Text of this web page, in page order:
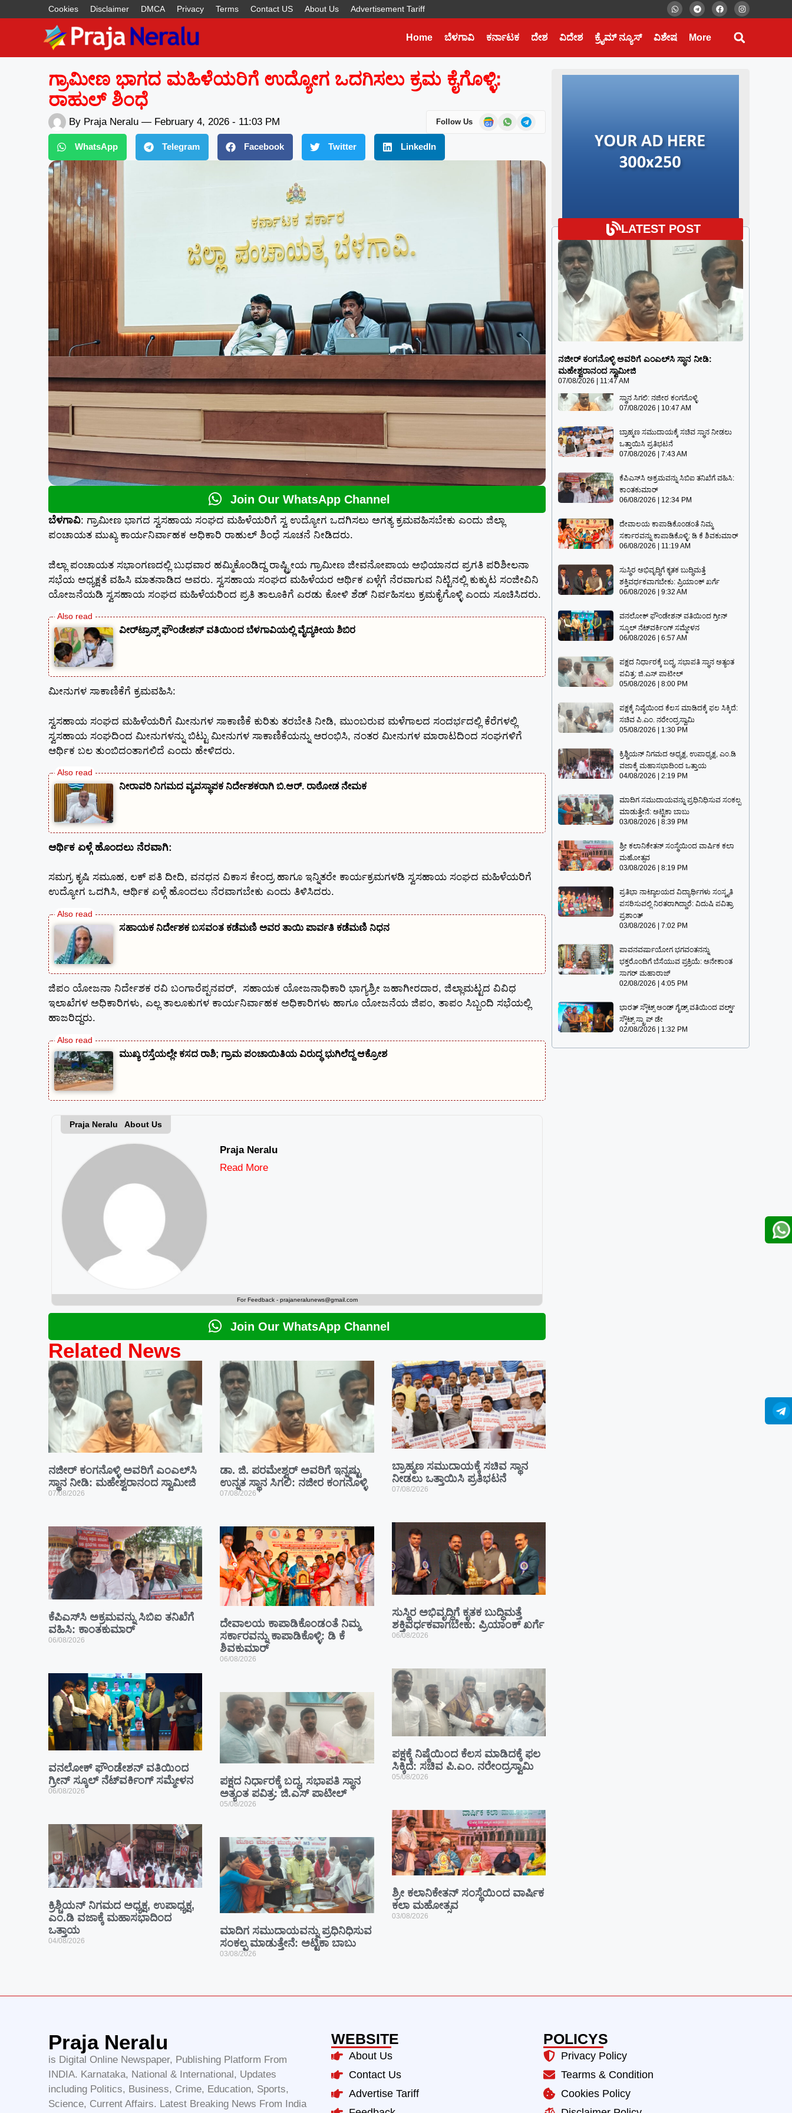
Cookies Disclaimer DMCA Privacy Terms Contact US About Us Advertisement Tariff
Home ಬೆಳಗಾವಿ ಕರ್ನಾಟಕ ದೇಶ ವಿದೇಶ ಕ್ರೈಮ್ ನ್ಯೂಸ್ ವಿಶೇಷ More
ಗ್ರಾಮೀಣ ಭಾಗದ ಮಹಿಳೆಯರಿಗೆ ಉದ್ಯೋಗ ಒದಗಿಸಲು ಕ್ರಮ ಕೈಗೊಳ್ಳಿ:
ರಾಹುಲ್ ಶಿಂಧೆ
By Praja Neralu — February 4, 2026 - 11:03 PM Follow Us
WhatsApp Telegram Facebook Twitter LinkedIn
Join Our WhatsApp Channel
ಬೆಳಗಾವಿ: ಗ್ರಾಮೀಣ ಭಾಗದ ಸ್ವಸಹಾಯ ಸಂಘದ ಮಹಿಳೆಯರಿಗೆ ಸ್ವ ಉದ್ಯೋಗ ಒದಗಿಸಲು ಅಗತ್ಯ ಕ್ರಮವಹಿಸಬೇಕು ಎಂದು ಜಿಲ್ಲಾ
ಪಂಚಾಯತ ಮುಖ್ಯ ಕಾರ್ಯನಿರ್ವಾಹಕ ಅಧಿಕಾರಿ ರಾಹುಲ್ ಶಿಂಧೆ ಸೂಚನೆ ನೀಡಿದರು.
ಜಿಲ್ಲಾ ಪಂಚಾಯತ ಸಭಾಂಗಣದಲ್ಲಿ ಬುಧವಾರ ಹಮ್ಮಿಕೊಂಡಿದ್ದ ರಾಷ್ಟ್ರೀಯ ಗ್ರಾಮೀಣ ಜೀವನೋಪಾಯ ಅಭಿಯಾನದ ಪ್ರಗತಿ ಪರಿಶೀಲನಾ
ಸಭೆಯ ಅಧ್ಯಕ್ಷತೆ ವಹಿಸಿ ಮಾತನಾಡಿದ ಅವರು. ಸ್ವಸಹಾಯ ಸಂಘದ ಮಹಿಳೆಯರ ಆರ್ಥಿಕ ಏಳ್ಗೆಗೆ ನೆರವಾಗುವ ನಿಟ್ಟಿನಲ್ಲಿ ಕುಕ್ಕುಟ ಸಂಜೀವಿನಿ
ಯೋಜನೆಯಡಿ ಸ್ವಸಹಾಯ ಸಂಘದ ಮಹಿಳೆಯರಿಂದ ಪ್ರತಿ ತಾಲೂಕಿಗೆ ಎರಡು ಕೋಳಿ ಶೆಡ್ ನಿರ್ವಹಿಸಲು ಕ್ರಮಕೈಗೊಳ್ಳಿ‌ ಎಂದು ಸೂಚಿಸಿದರು.
ವೀರ್‌ಟ್ರಾನ್ಸ್ ಫೌಂಡೇಶನ್ ವತಿಯಿಂದ ಬೆಳಗಾವಿಯಲ್ಲಿ ವೈದ್ಯಕೀಯ ಶಿಬಿರ
ಮೀನುಗಳ ಸಾಕಾಣಿಕೆಗೆ ಕ್ರಮವಹಿಸಿ:
ಸ್ವಸಹಾಯ ಸಂಘದ ಮಹಿಳೆಯರಿಗೆ ಮೀನುಗಳ ಸಾಕಾಣಿಕೆ ಕುರಿತು ತರಬೇತಿ ನೀಡಿ, ಮುಂಬರುವ ಮಳೆಗಾಲದ ಸಂದರ್ಭದಲ್ಲಿ ಕೆರೆಗಳಲ್ಲಿ
ಸ್ವಸಹಾಯ ಸಂಘದಿಂದ ಮೀನುಗಳನ್ನು ಬಿಟ್ಟು ಮೀನುಗಳ ಸಾಕಾಣಿಕೆಯನ್ನು ಆರಂಭಿಸಿ, ನಂತರ ಮೀನುಗಳ ಮಾರಾಟದಿಂದ ಸಂಘಗಳಿಗೆ
ಆರ್ಥಿಕ ಬಲ ತುಂಬಿದಂತಾಗಲಿದೆ ಎಂದು ಹೇಳಿದರು.
ನೀರಾವರಿ ನಿಗಮದ ವ್ಯವಸ್ಥಾಪಕ ನಿರ್ದೇಶಕರಾಗಿ ಬಿ.ಆರ್. ರಾಠೋಡ ನೇಮಕ
ಆರ್ಥಿಕ ಏಳ್ಗೆ ಹೊಂದಲು ನೆರವಾಗಿ:
ಸಮಗ್ರ ಕೃಷಿ ಸಮೂಹ, ಲಕ್ ಪತಿ ದೀದಿ, ವನಧನ ವಿಕಾಸ ಕೇಂದ್ರ ಹಾಗೂ ಇನ್ನಿತರೇ ಕಾರ್ಯಕ್ರಮಗಳಡಿ ಸ್ವಸಹಾಯ ಸಂಘದ ಮಹಿಳೆಯರಿಗೆ
ಉದ್ಯೋಗ ಒದಗಿಸಿ, ಆರ್ಥಿಕ ಏಳ್ಗೆ ಹೊಂದಲು ನೆರವಾಗಬೇಕು ಎಂದು ತಿಳಿಸಿದರು.
ಸಹಾಯಕ ನಿರ್ದೇಶಕ ಬಸವಂತ ಕಡೆಮಣಿ ಅವರ ತಾಯಿ ಪಾರ್ವತಿ ಕಡೆಮಣಿ ನಿಧನ
ಜಿಪಂ ಯೋಜನಾ ನಿರ್ದೇಶಕ ರವಿ ಬಂಗಾರೆಪ್ಪನವರ್, ಸಹಾಯಕ ಯೋಜನಾಧಿಕಾರಿ ಭಾಗ್ಯಶ್ರೀ ಜಹಾಗೀರದಾರ, ಜಿಲ್ಲಾಮಟ್ಟದ ವಿವಿಧ
ಇಲಾಖೆಗಳ ಅಧಿಕಾರಿಗಳು, ಎಲ್ಲ ತಾಲೂಕುಗಳ ಕಾರ್ಯನಿರ್ವಾಹಕ ಅಧಿಕಾರಿಗಳು ಹಾಗೂ ಯೋಜನೆಯ ಜಿಪಂ, ತಾಪಂ ಸಿಬ್ಬಂದಿ ಸಭೆಯಲ್ಲಿ
ಹಾಜರಿದ್ದರು.
ಮುಖ್ಯ ರಸ್ತೆಯಲ್ಲೇ ಕಸದ ರಾಶಿ; ಗ್ರಾಮ ಪಂಚಾಯಿತಿಯ ವಿರುದ್ಧ ಭುಗಿಲೆದ್ದ ಆಕ್ರೋಶ
Praja Neralu About Us
Praja Neralu
Read More
For Feedback - prajaneralunews@gmail.com
Join Our WhatsApp Channel
Related News
ನಜೀರ್ ಕಂಗನೊಳ್ಳಿ ಅವರಿಗೆ ಎಂಎಲ್‌ಸಿ
ಸ್ಥಾನ ನೀಡಿ: ಮಹೇಶ್ವರಾನಂದ ಸ್ವಾಮೀಜಿ
07/08/2026
ಡಾ. ಜಿ. ಪರಮೇಶ್ವರ್ ಅವರಿಗೆ ಇನ್ನಷ್ಟು
ಉನ್ನತ ಸ್ಥಾನ ಸಿಗಲಿ: ನಜೀರ ಕಂಗನೊಳ್ಳಿ
07/08/2026
ಬ್ರಾಹ್ಮಣ ಸಮುದಾಯಕ್ಕೆ ಸಚಿವ ಸ್ಥಾನ
ನೀಡಲು ಒತ್ತಾಯಿಸಿ ಪ್ರತಿಭಟನೆ
07/08/2026
ಕೆಪಿಎಸ್‍ಸಿ ಅಕ್ರಮವನ್ನು ಸಿಬಿಐ ತನಿಖೆಗೆ
ವಹಿಸಿ: ಕಾಂತಕುಮಾರ್
06/08/2026
ದೇವಾಲಯ ಕಾಪಾಡಿಕೊಂಡಂತೆ ನಿಮ್ಮ
ಸರ್ಕಾರವನ್ನು ಕಾಪಾಡಿಕೊಳ್ಳಿ: ಡಿ ಕೆ
ಶಿವಕುಮಾರ್
06/08/2026
ಸುಸ್ಥಿರ ಅಭಿವೃದ್ಧಿಗೆ ಕೃತಕ ಬುದ್ಧಿಮತ್ತೆ
ಶಕ್ತಿವರ್ಧಕವಾಗಬೇಕು: ಪ್ರಿಯಾಂಕ್ ಖರ್ಗೆ
06/08/2026
ವನಲೋಕ್ ಫೌಂಡೇಶನ್ ವತಿಯಿಂದ
ಗ್ರೀನ್ ಸ್ಕೂಲ್ ನೆಟ್‌ವರ್ಕಿಂಗ್ ಸಮ್ಮೇಳನ
06/08/2026
ಪಕ್ಷದ ನಿರ್ಧಾರಕ್ಕೆ ಬದ್ಧ, ಸಭಾಪತಿ ಸ್ಥಾನ
ಅತ್ಯಂತ ಪವಿತ್ರ: ಜಿ.ಎಸ್ ಪಾಟೀಲ್
05/08/2026
ಪಕ್ಷಕ್ಕೆ ನಿಷ್ಠೆಯಿಂದ ಕೆಲಸ ಮಾಡಿದಕ್ಕೆ ಫಲ
ಸಿಕ್ಕಿದೆ: ಸಚಿವ ಪಿ.ಎಂ. ನರೇಂದ್ರಸ್ವಾಮಿ
05/08/2026
ಕ್ರಿಶ್ಚಿಯನ್ ನಿಗಮದ ಅಧ್ಯಕ್ಷ, ಉಪಾಧ್ಯಕ್ಷ,
ಎಂ.ಡಿ ವಜಾಕ್ಕೆ ಮಹಾಸಭಾದಿಂದ
ಒತ್ತಾಯ
04/08/2026
ಮಾದಿಗ ಸಮುದಾಯವನ್ನು ಪ್ರಧಿನಿಧಿಸುವ
ಸಂಕಲ್ಪ ಮಾಡುತ್ತೇನೆ: ಅಟ್ಟಿಕಾ ಬಾಬು
03/08/2026
ಶ್ರೀ ಕಲಾನಿಕೇತನ್ ಸಂಸ್ಥೆಯಿಂದ ವಾರ್ಷಿಕ
ಕಲಾ ಮಹೋತ್ಸವ
03/08/2026
LATEST POST
ನಜೀರ್ ಕಂಗನೊಳ್ಳಿ ಅವರಿಗೆ ಎಂಎಲ್‌ಸಿ ಸ್ಥಾನ ನೀಡಿ:
ಮಹೇಶ್ವರಾನಂದ ಸ್ವಾಮೀಜಿ
07/08/2026 11:47 AM
ನಜೀರ್ ಕಂಗನೊಳ್ಳಿ ಅವರಿಗೆ ಎಂಎಲ್‌ಸಿ ಸ್ಥಾನ
07/08/2026 11:47 AM
ಸ್ಥಾನ ಸಿಗಲಿ: ನಜೀರ ಕಂಗನೊಳ್ಳಿ
07/08/2026
10:47 AM
ಬ್ರಾಹ್ಮಣ ಸಮುದಾಯಕ್ಕೆ ಸಚಿವ ಸ್ಥಾನ ನೀಡಲು
ಒತ್ತಾಯಿಸಿ ಪ್ರತಿಭಟನೆ
07/08/2026
7:43 AM
ಕೆಪಿಎಸ್‍ಸಿ ಅಕ್ರಮವನ್ನು ಸಿಬಿಐ ತನಿಖೆಗೆ ವಹಿಸಿ:
ಕಾಂತಕುಮಾರ್
06/08/2026
12:34 PM
ದೇವಾಲಯ ಕಾಪಾಡಿಕೊಂಡಂತೆ ನಿಮ್ಮ
ಸರ್ಕಾರವನ್ನು ಕಾಪಾಡಿಕೊಳ್ಳಿ: ಡಿ ಕೆ ಶಿವಕುಮಾರ್
06/08/2026
11:19 AM
ಸುಸ್ಥಿರ ಅಭಿವೃದ್ಧಿಗೆ ಕೃತಕ ಬುದ್ಧಿಮತ್ತೆ
ಶಕ್ತಿವರ್ಧಕವಾಗಬೇಕು: ಪ್ರಿಯಾಂಕ್ ಖರ್ಗೆ
06/08/2026
9:32 AM
ವನಲೋಕ್ ಫೌಂಡೇಶನ್ ವತಿಯಿಂದ ಗ್ರೀನ್
ಸ್ಕೂಲ್ ನೆಟ್‌ವರ್ಕಿಂಗ್ ಸಮ್ಮೇಳನ
06/08/2026
6:57 AM
ಪಕ್ಷದ ನಿರ್ಧಾರಕ್ಕೆ ಬದ್ಧ, ಸಭಾಪತಿ ಸ್ಥಾನ ಅತ್ಯಂತ
ಪವಿತ್ರ: ಜಿ.ಎಸ್ ಪಾಟೀಲ್
05/08/2026
8:00 PM
ಪಕ್ಷಕ್ಕೆ ನಿಷ್ಠೆಯಿಂದ ಕೆಲಸ ಮಾಡಿದಕ್ಕೆ ಫಲ ಸಿಕ್ಕಿದೆ:
ಸಚಿವ ಪಿ.ಎಂ. ನರೇಂದ್ರಸ್ವಾಮಿ
05/08/2026
1:30 PM
ಕ್ರಿಶ್ಚಿಯನ್ ನಿಗಮದ ಅಧ್ಯಕ್ಷ, ಉಪಾಧ್ಯಕ್ಷ, ಎಂ.ಡಿ
ವಜಾಕ್ಕೆ ಮಹಾಸಭಾದಿಂದ ಒತ್ತಾಯ
04/08/2026
2:19 PM
ಮಾದಿಗ ಸಮುದಾಯವನ್ನು ಪ್ರಧಿನಿಧಿಸುವ ಸಂಕಲ್ಪ
ಮಾಡುತ್ತೇನೆ: ಅಟ್ಟಿಕಾ ಬಾಬು
03/08/2026
8:39 PM
ಶ್ರೀ ಕಲಾನಿಕೇತನ್ ಸಂಸ್ಥೆಯಿಂದ ವಾರ್ಷಿಕ ಕಲಾ
ಮಹೋತ್ಸವ
03/08/2026
8:19 PM
ಪ್ರತಿಭಾ ನಾಟ್ಯಾಲಯದ ವಿದ್ಯಾರ್ಥಿಗಳು ಸಂಸ್ಕೃತಿ
ಪಸರಿಸುವಲ್ಲಿ ನಿರತರಾಗಿದ್ದಾರೆ: ವಿದುಷಿ ಪವಿತ್ರಾ
ಪ್ರಶಾಂತ್
03/08/2026
7:02 PM
ಪಾವನವರ್ಷಾಯೋಗ ಭಗವಂತನನ್ನು
ಭಕ್ತರೊಂದಿಗೆ ಬೆಸೆಯುವ ಪ್ರಕ್ರಿಯೆ: ಅನೇಕಾಂತ
ಸಾಗರ್ ಮಹಾರಾಜ್
02/08/2026
4:05 PM
ಭಾರತ್ ಸ್ಕೌಟ್ಸ್ ಅಂಡ್ ಗೈಡ್ಸ್ ವತಿಯಿಂದ ವರ್ಲ್ಡ್
ಸ್ಕೌಟ್ಸ್ ಸ್ಕ್ರಾಪ್ ಡೇ
02/08/2026
1:32 PM
Praja Neralu
is Digital Online Newspaper, Publishing Platform From
INDIA. Karnataka, National & International, Updates
including Politics, Business, Crime, Education, Sports,
Science, Current Affairs. Latest Breaking News From India
WEBSITE
About Us
Contact Us
Advertise Tariff
POLICYS
Privacy Policy
Tearms & Condition
Cookies Policy
WhatsApp Later
Don’t Miss Out! Join Our
Get the latest news, updates, and exclusive
content delivered straight to your WhatsApp.
Join Now
Powered By KhushiHost